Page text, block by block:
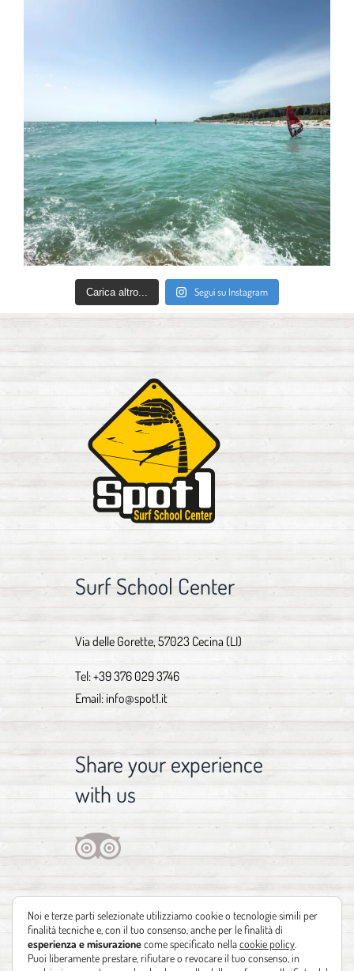
Carica altro... Segui su Instagram
Surf School Center
Via delle Gorette, 57023 Cecina (LI)
Tel:+39 376 029 3746
Email: info@spot1.it
Share your experience
with us
Noi e terze parti selezionate utilizziamo cookie o tecnologie simili per
finalità tecniche e, con il tuo consenso, anche per le finalità di
esperienza e misurazionecome specificato nellacookie policy
Puoi liberamente prestare, rifiutare o revocare il tuo consenso, in